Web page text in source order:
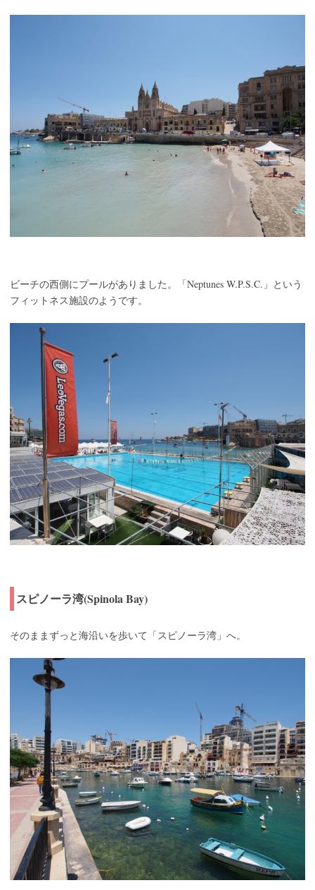
ビーチの西側にプールがありました。「Neptunes W.P.S.C. 」という
フィットネス施設のようです。
スピノーラ湾(Spinola Bay)
そのままずっと海沿いを歩いて「スピノーラ湾」へ。